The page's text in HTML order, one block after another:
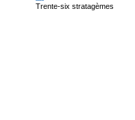
Trente-six stratagèmes